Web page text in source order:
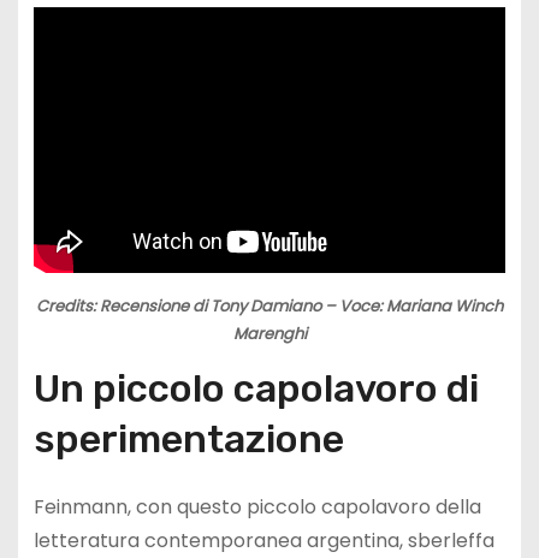
Credits: Recensione di Tony Damiano – Voce: Mariana Winch
Marenghi
Un piccolo capolavoro di
sperimentazione
Feinmann, con questo piccolo capolavoro della
letteratura contemporanea argentina, sberleffa